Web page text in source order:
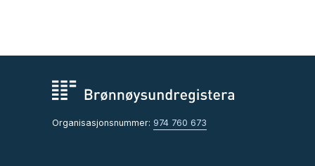
Organisasjonsnummer: 974 760 673